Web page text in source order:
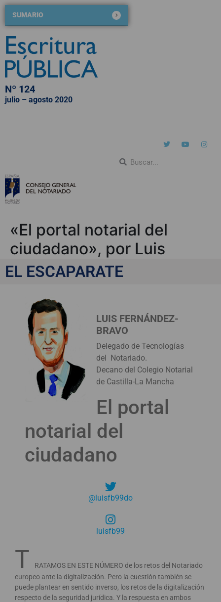
SUMARIO
Nº 124
julio – agosto 2020
«El portal notarial del
ciudadano», por Luis
Fernández-Bravo
EL ESCAPARATE
LUIS FERNÁNDEZ-
BRAVO
Delegado de Tecnologías
del Notariado.
Decano del Colegio Notarial
de Castilla-La Mancha
El portal
notarial del
ciudadano
@luisfb99do
luisfb99
T
RATAMOS EN ESTE NÚMERO de los retos del Notariado
europeo ante la digitalización. Pero la cuestión también se
puede plantear en sentido inverso, los retos de la digitalización
respecto de la seguridad jurídica. Y la respuesta en ambos